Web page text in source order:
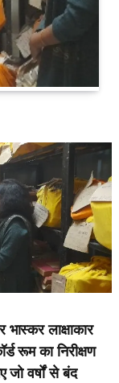
लाक्षाकार
रूम का निरीक्षण
वर्षों से बंद